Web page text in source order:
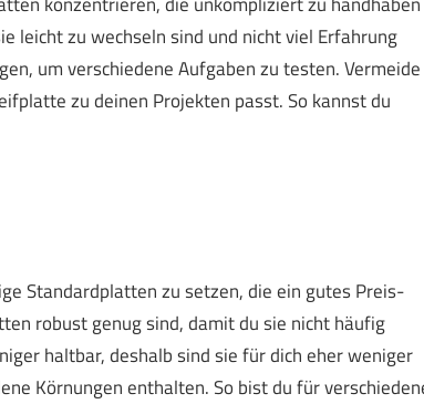
leicht zu wechseln sind und nicht viel Erfahrung
um verschiedene Aufgaben zu testen. Vermeide
zu deinen Projekten passt. So kannst du
Standardplatten zu setzen, die ein gutes Preis-
robust genug sind, damit du sie nicht häufig
haltbar, deshalb sind sie für dich eher weniger
Körnungen enthalten. So bist du für